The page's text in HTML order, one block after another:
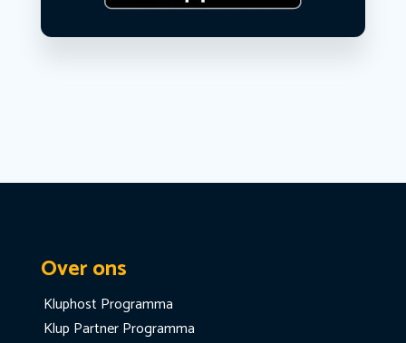
Over ons
Kluphost Programma
Klup Partner Programma